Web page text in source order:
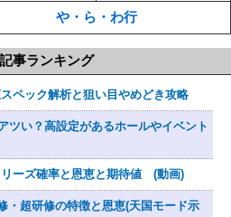
や・ら・わ行
事ランキング
ペック解析と狙い目やめどき攻略
ツい？高設定があるホールやイベント
ーズ確率と恩恵と期待値 (動画)
・超研修の特徴と恩恵(天国モード示